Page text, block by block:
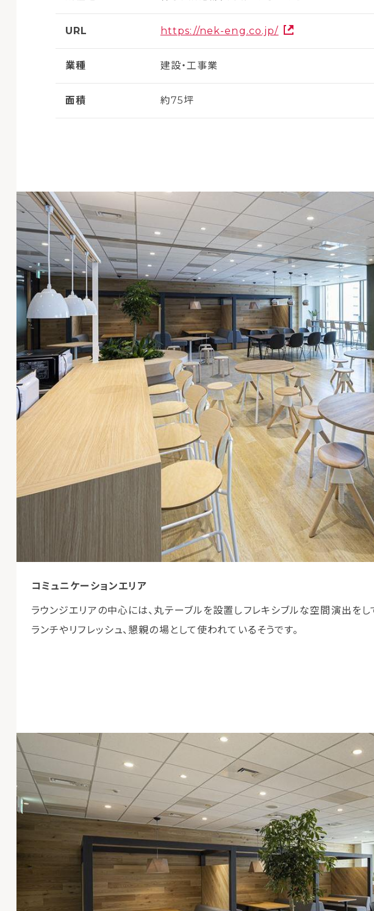
URL https://nek-eng.co.jp/
業種 建設・工事業
面積 約75坪
コミュニケーションエリア
ラウンジエリアの中心には、丸テーブルを設置しフレキシブルな空間演出をし
ランチやリフレッシュ、懇親の場として使われているそうです。